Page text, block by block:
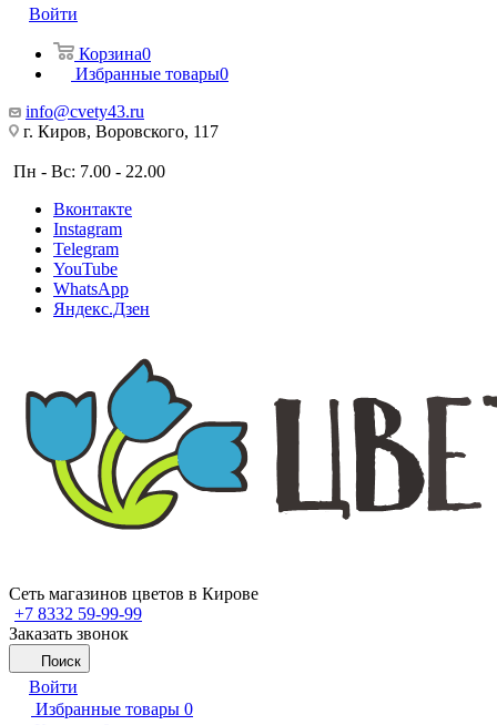
Войти
Корзина0
Избранные товары0
info@cvety43.ru
г. Киров, Воровского, 117
Пн - Вс: 7.00 - 22.00
Вконтакте
Instagram
Telegram
YouTube
WhatsApp
Яндекс.Дзен
Сеть магазинов цветов в Кирове
+7 8332 59-99-99
Заказать звонок
Поиск
Войти
Избранные товары 0